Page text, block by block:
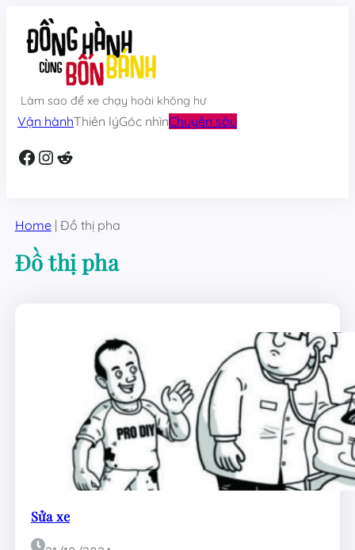
content
Làm sao để xe chạy hoài không hư
Vận hànhThiên lýGóc nhìnChuyên sâu
Facebook InstagramReddit
Home | Đồ thị pha
Đồ thị pha
Sửa xe